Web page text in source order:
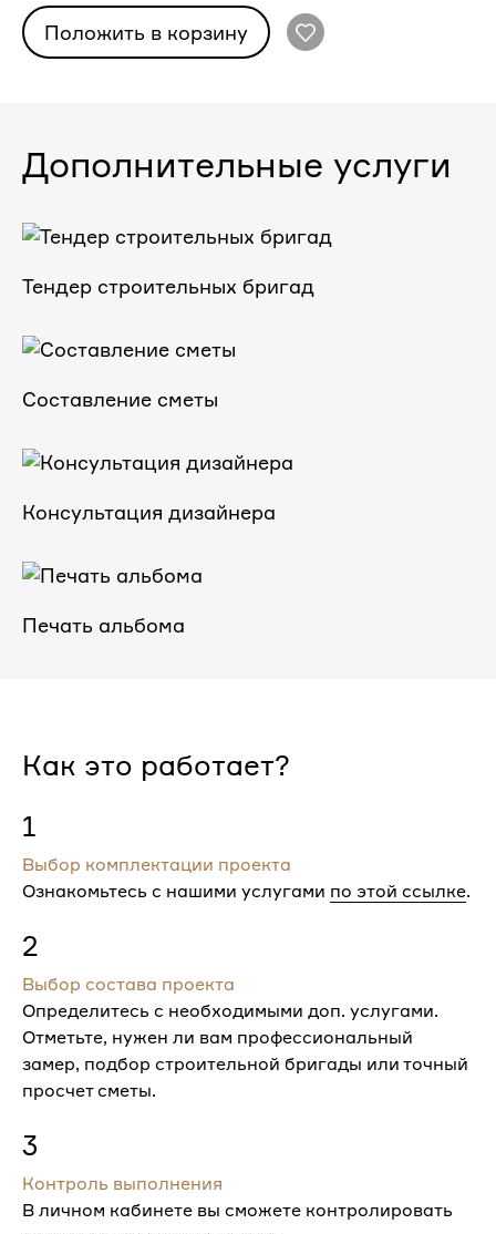
Положить в корзину
Дополнительные услуги
Тендер строительных бригад
Составление сметы
Консультация дизайнера
Печать альбома
Как это работает?
1
Выбор комплектации проекта
Ознакомьтесь с нашими услугами по этой ссылке.
2
Выбор состава проекта
Определитесь с необходимыми доп. услугами.
Отметьте, нужен ли вам профессиональный
замер, подбор строительной бригады или точный
просчет сметы.
3
Контроль выполнения
В личном кабинете вы сможете контролировать